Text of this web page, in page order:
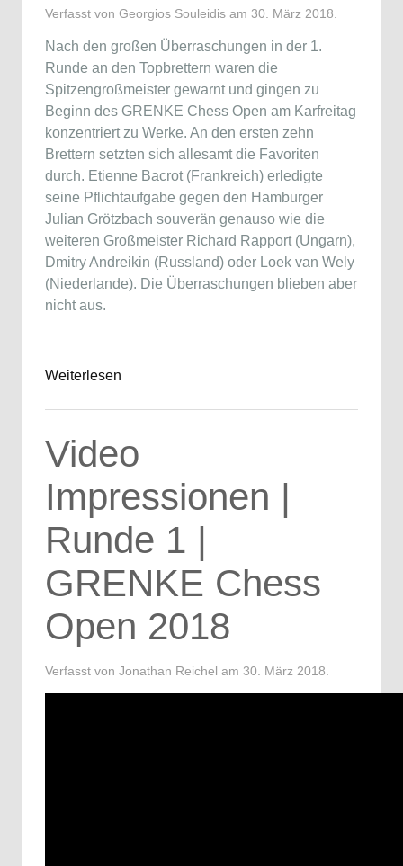
Verfasst von Georgios Souleidis am 30. März 2018
Nach den großen Überraschungen in der 1.
Runde an den Topbrettern waren die
Spitzengroßmeister gewarnt und gingen zu
Beginn des GRENKE Chess Open am Karfreitag
konzentriert zu Werke. An den ersten zehn
Brettern setzten sich allesamt die Favoriten
durch. Etienne Bacrot (Frankreich) erledigte
seine Pflichtaufgabe gegen den Hamburger
Julian Grötzbach souverän genauso wie die
weiteren Großmeister Richard Rapport (Ungarn),
Dmitry Andreikin (Russland) oder Loek van Wely
(Niederlande). Die Überraschungen blieben aber
nicht aus.
Weiterlesen
Video
Impressionen |
Runde 1 |
GRENKE Chess
Open 2018
Verfasst von Jonathan Reichel am 30. März 2018